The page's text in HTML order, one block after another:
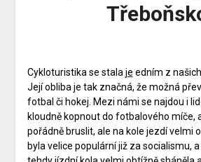
Cykloturistika se stala je edním z
Její obliba je tak značná, že možná
fotbal či hokej. Mezi námi se najdou i
kloudně kopnout do fotbalového míče,
pořádně bruslit, ale na kole jezdí velmi
byla velice populární již za socialismu,